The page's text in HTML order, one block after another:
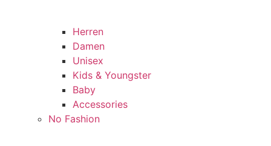
Herren
Damen
Unisex
Kids & Youngster
Baby
Accessories
No Fashion